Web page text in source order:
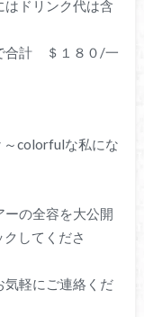
はドリンク代は含
合計 ＄１８０/一
～colorfulな私にな
ーの全容を大公開
してくださ
気軽にご連絡くだ